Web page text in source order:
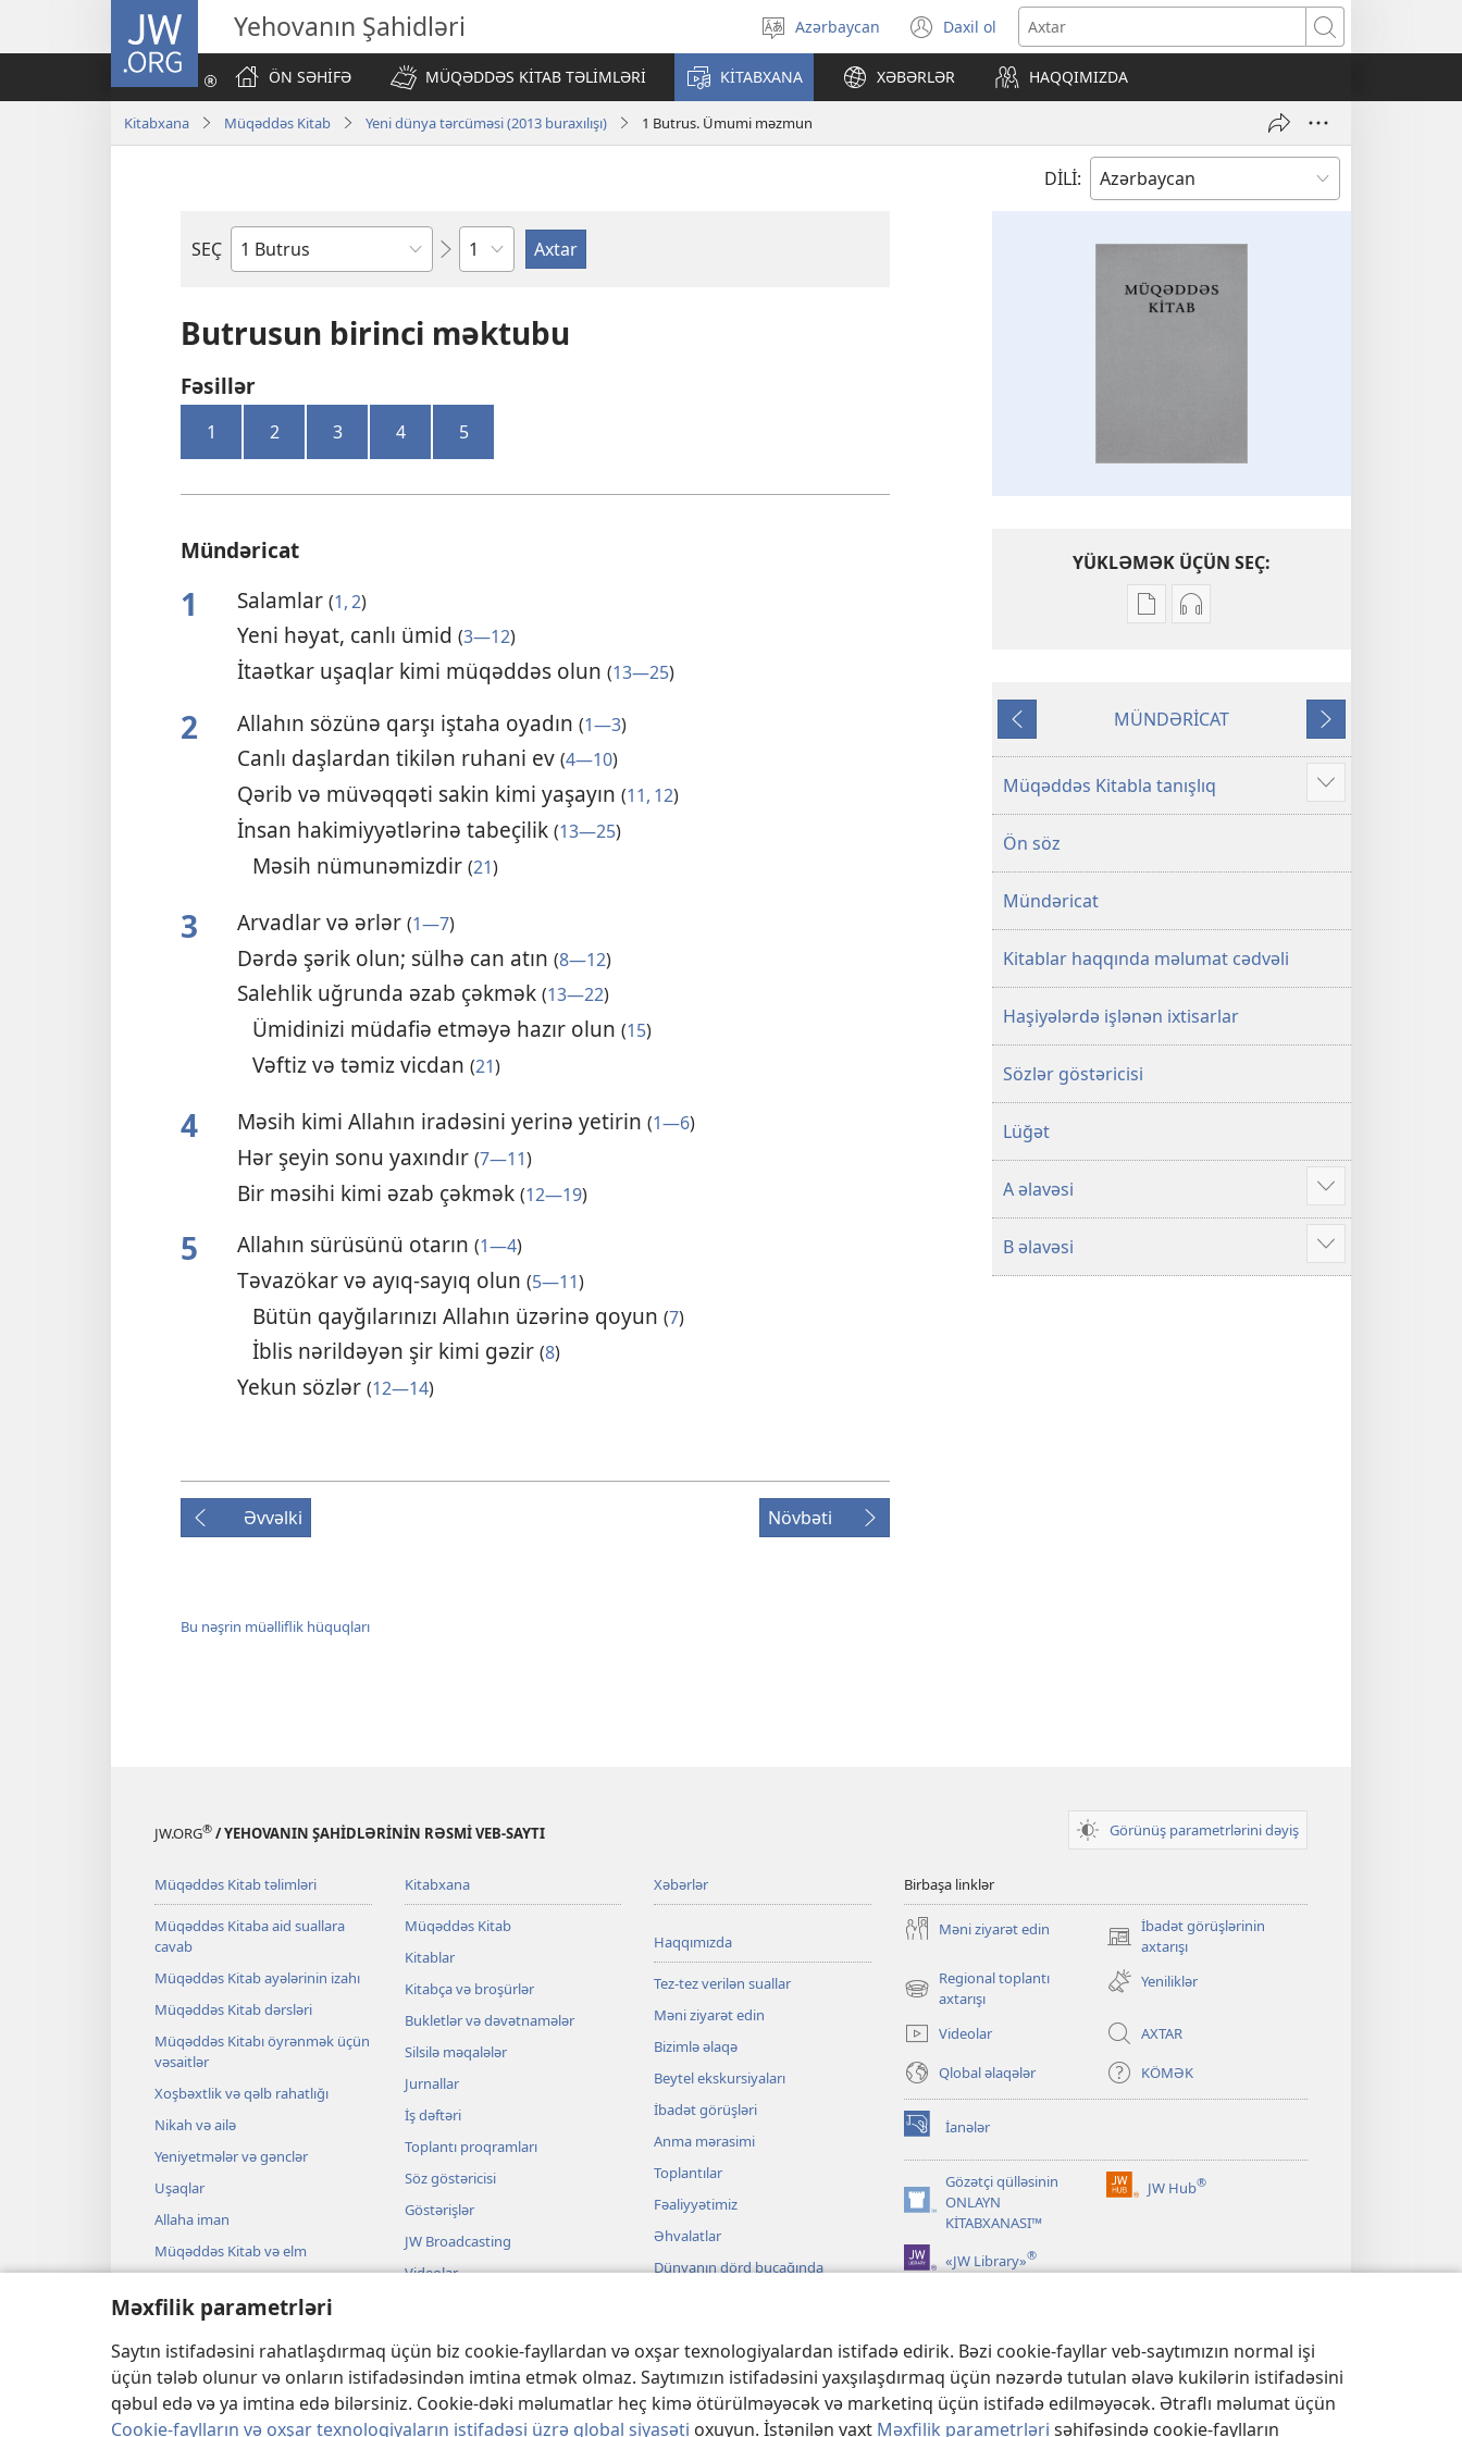
Məxfilik parametrləri
Saytın istifadəsini rahatlaşdırmaq üçün biz cookie-fayllardan və oxşar texnologiyalardan istifadə edirik. Bəzi cookie-fayllar veb-saytımızın normal işi
üçün tələb olunur və onların istifadəsindən imtina etmək olmaz. Saytımızın istifadəsini yaxşılaşdırmaq üçün nəzərdə tutulan əlavə kukilərin istifadəsini
qəbul edə və ya imtina edə bilərsiniz. Cookie-dəki məlumatlar heç kimə ötürülməyəcək və marketinq üçün istifadə edilməyəcək. Ətraflı məlumat üçün
Cookie-faylların və oxşar texnologiyaların istifadəsi üzrə qlobal siyasəti oxuyun. İstənilən vaxt Məxfilik parametrləri səhifəsində cookie-faylların
JW.ORG Yehovanın Şahidləri
Dili
seçin
Azərbaycan Daxil ol
(yeni
pəncərə
açılır)
Axtar
ÖN SƏHİFƏ
MÜQƏDDƏS KİTAB TƏLİMLƏRİ KİTABXANA XƏBƏRLƏR HAQQIMIZDA
Kitabxana Müqəddəs Kitab Yeni dünya tərcüməsi (2013 buraxılışı) 1 Butrus. Ümumi məzmun
DİLİ:
SEÇ
Bölmə
Fəsil
Butrusun birinci məktubu
Fəsillər
1 2 3 4 5
Mündəricat
1 Salamlar (1, 2)
Yeni həyat, canlı ümid (3—12)
İtaətkar uşaqlar kimi müqəddəs olun (13—25)
2 Allahın sözünə qarşı iştaha oyadın (1—3)
Canlı daşlardan tikilən ruhani ev (4—10)
Qərib və müvəqqəti sakin kimi yaşayın (11, 12)
İnsan hakimiyyətlərinə tabeçilik (13—25)
Məsih nümunəmizdir(21)
3 Arvadlar və ərlər (1—7)
Dərdə şərik olun; sülhə can atın (8—12)
Salehlik uğrunda əzab çəkmək (13—22)
Ümidinizi müdafiə etməyə hazır olun(15)
Vəftiz və təmiz vicdan(21)
4 Məsih kimi Allahın iradəsini yerinə yetirin (1—6)
Hər şeyin sonu yaxındır (7—11)
Bir məsihi kimi əzab çəkmək (12—19)
5 Allahın sürüsünü otarın (1—4)
Təvazökar və ayıq-sayıq olun (5—11)
Bütün qayğılarınızı Allahın üzərinə qoyun(7)
İblis nərildəyən şir kimi gəzir(8)
Yekun sözlər (12—14)
Əvvəlki Növbəti
Bu nəşrin müəlliflik hüquqları
YÜKLƏMƏK ÜÇÜN SEÇ:
Nəşrləri
Müqəddəs
(Tövrat,
Zəbur,
Audioyazıları
Müqəddəs
(Tövrat,
Zəbur,
Əvvəlki
MÜNDƏRİCAT
Növbəti
Müqəddəs Kitabla tanışlıq Əlavə
Ön söz
Mündəricat
Kitablar haqqında məlumat cədvəli
Haşiyələrdə işlənən ixtisarlar
Sözlər göstəricisi
Lüğət
A əlavəsi Əlavə
B əlavəsi Əlavə
JW.ORG® / YEHOVANIN ŞAHİDLƏRİNİN RƏSMİ VEB-SAYTI Görünüş parametrlərini dəyiş
Müqəddəs Kitab təlimləri
Müqəddəs Kitaba aid suallara
cavab
Müqəddəs Kitab ayələrinin izahı
Müqəddəs Kitab dərsləri
Müqəddəs Kitabı öyrənmək üçün
vəsaitlər
Xoşbəxtlik və qəlb rahatlığı
Nikah və ailə
Yeniyetmələr və gənclər
Uşaqlar
Allaha iman
Müqəddəs Kitab və elm
Kitabxana
Müqəddəs Kitab
Kitablar
Kitabça və broşürlər
Bukletlər və dəvətnamələr
Silsilə məqalələr
Jurnallar
İş dəftəri
Toplantı proqramları
Söz göstəricisi
Göstərişlər
JW Broadcasting
Videolar
Bədii qiraət
Xəbərlər
Haqqımızda
Tez-tez verilən suallar
Məni ziyarət edin
Bizimlə əlaqə
Beytel ekskursiyaları
İbadət görüşləri
Anma mərasimi
Toplantılar
Fəaliyyətimiz
Əhvalatlar
Dünyanın dörd bucağında
Birbaşa linklər
Məni ziyarət edin
İbadət görüşlərinin
axtarışı
(yeni
pəncərə
açılır)
Regional toplantı
axtarışı
(yeni
açılır)
Yeniliklər
Videolar
AXTAR
Qlobal əlaqələr
KÖMƏK
İanələr
(yeni
pəncərə
Gözətçi qülləsinin
ONLAYN
KİTABXANASI™
(yeni
pəncərə
açılır)
JW Hub®
(yeni
«JW Library»®